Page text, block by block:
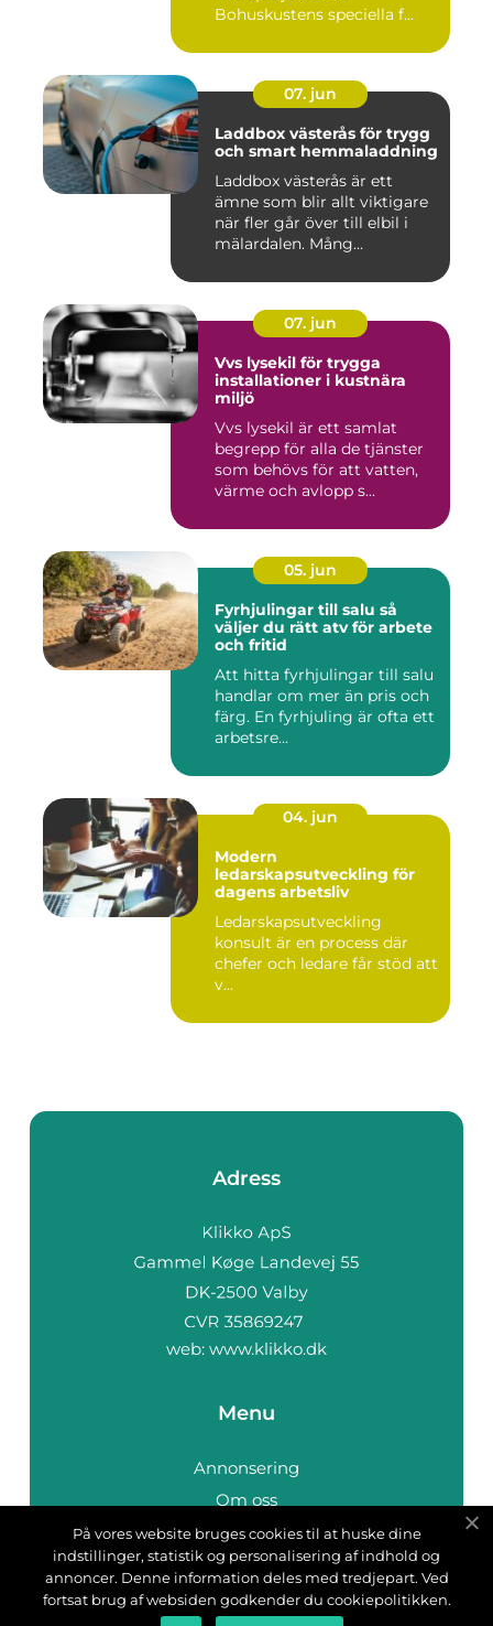
Bohuskustens speciella f...
07. jun
Laddbox västerås för trygg
och smart hemmaladdning
Laddbox västerås är ett
ämne som blir allt viktigare
när fler går över till elbil i
mälardalen. Mång...
07. jun
Vvs lysekil för trygga
installationer i kustnära
miljö
Vvs lysekil är ett samlat
begrepp för alla de tjänster
som behövs för att vatten,
värme och avlopp s...
05. jun
Fyrhjulingar till salu så
väljer du rätt atv för arbete
och fritid
Att hitta fyrhjulingar till salu
handlar om mer än pris och
färg. En fyrhjuling är ofta ett
arbetsre...
04. jun
Modern
ledarskapsutveckling för
dagens arbetsliv
Ledarskapsutveckling
konsult är en process där
chefer och ledare får stöd att
v...
Adress
web: www.klikko.dk
Menu
Annonsering
Om oss
Cookies
Kontakta oss
Sitemap
På vores website bruges cookies til at huske dine
indstillinger, statistik og personalisering af indhold og
annoncer. Denne information deles med tredjepart. Ved
fortsat brug af websiden godkender du cookiepolitikken.